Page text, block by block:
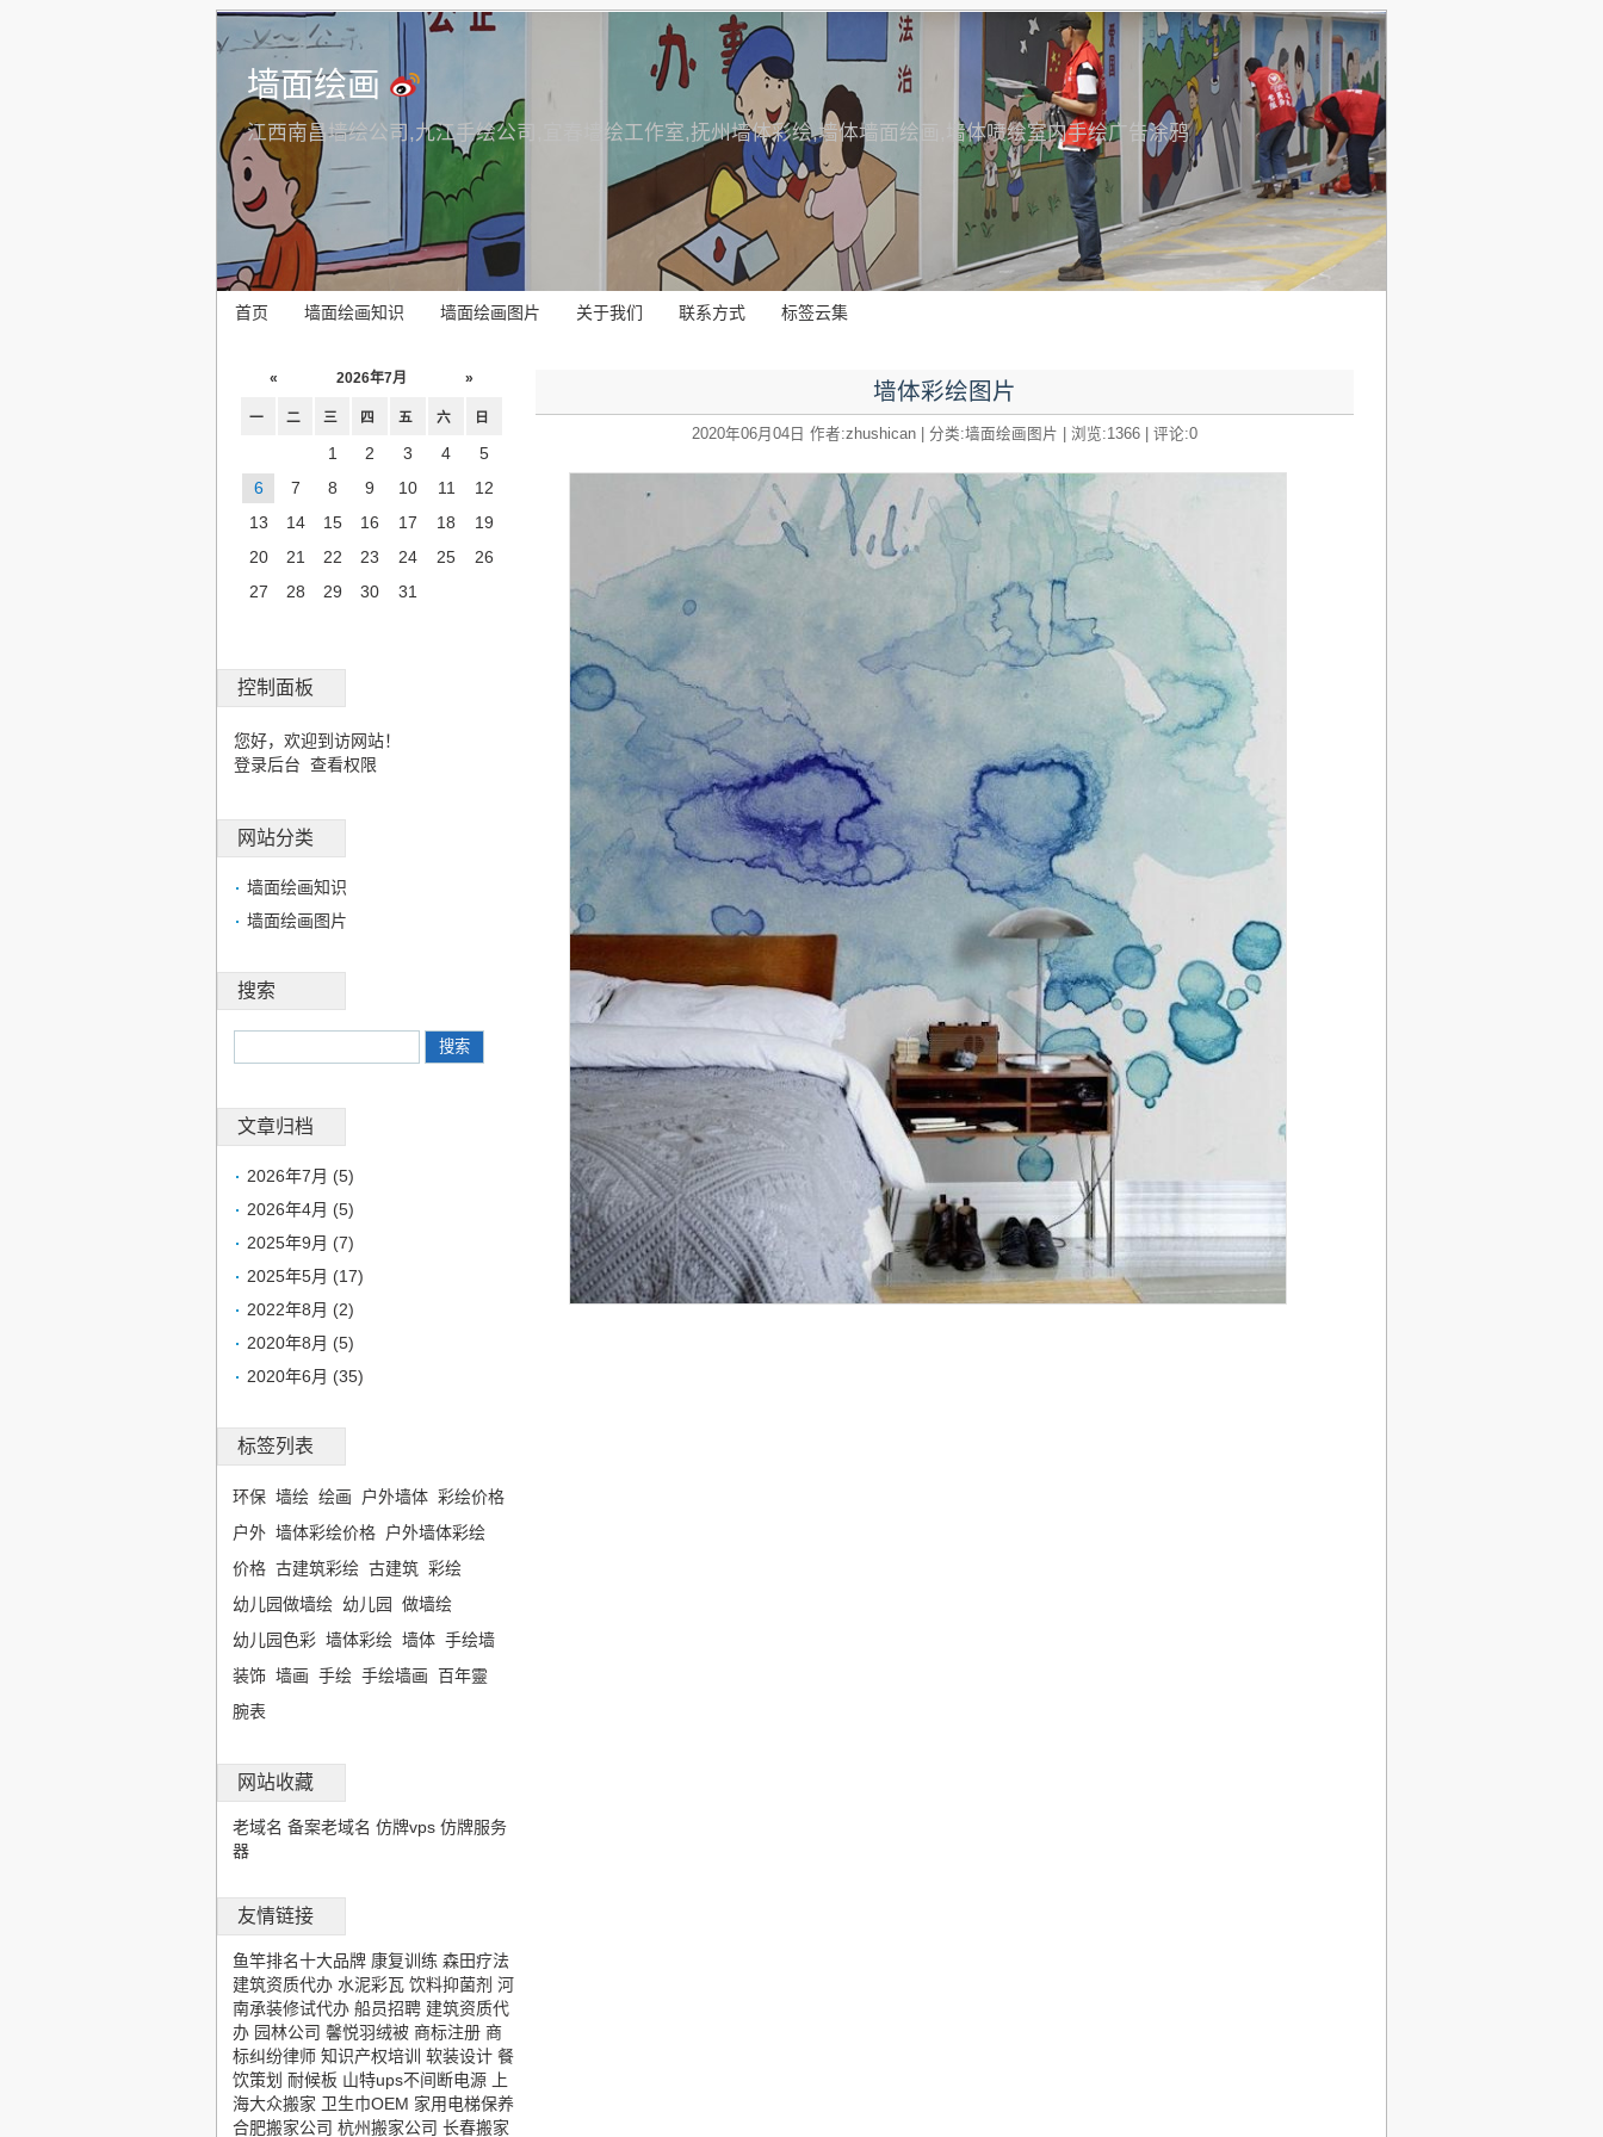
墙面绘画
江西南昌墙绘公司,九江手绘公司,宜春墙绘工作室,抚州墙体彩绘,墙体墙面绘画,墙体喷绘室内手绘广告涂鸦
首页 墙面绘画知识 墙面绘画图片 关于我们 联系方式 标签云集
« 2026年7月 »
一 二 三 四 五 六 日
1 2 3 4
5
6
7 8 9 10 11
12
13
14 15 16 17 18
19
20
21 22 23 24 25
26
27
28 29 30 31
控制面板
您好，欢迎到访网站！
登录后台 查看权限
网站分类
墙面绘画知识
墙面绘画图片
搜索
文章归档
2026年7月 (5)
2026年4月 (5)
2025年9月 (7)
2025年5月 (17)
2022年8月 (2)
2020年8月 (5)
2020年6月 (35)
标签列表
环保 墙绘 绘画 户外墙体 彩绘价格
户外 墙体彩绘价格 户外墙体彩绘
价格 古建筑彩绘 古建筑 彩绘
幼儿园做墙绘
幼儿园
做墙绘
幼儿园色彩 墙体彩绘 墙体 手绘墙
装饰 墙画 手绘 手绘墙画
百年靈
腕表
网站收藏
老域名 备案老域名 仿牌vps 仿牌服务
器
友情链接
鱼竿排名十大品牌 康复训练 森田疗法
建筑资质代办 水泥彩瓦 饮料抑菌剂 河
南承装修试代办 船员招聘 建筑资质代
办 园林公司 馨悦羽绒被 商标注册 商
标纠纷律师 知识产权培训 软装设计 餐
饮策划 耐候板 山特ups不间断电源
上
海大众搬家 卫生巾OEM 家用电梯保养
合肥搬家公司 杭州搬家公司 长春搬家
墙体彩绘图片
2020年06月04日 作者:zhushican | 分类:墙面绘画图片 | 浏览:1366 | 评论:0